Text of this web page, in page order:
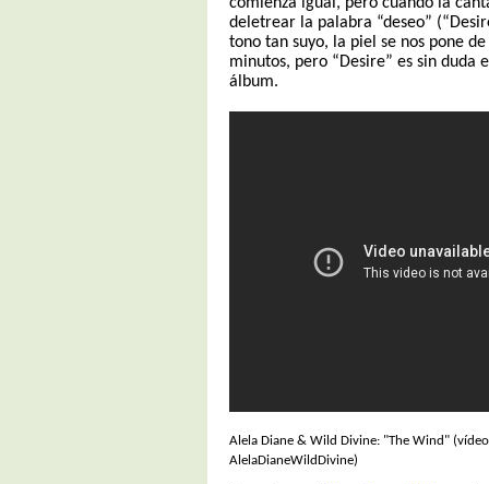
deletrear la palabra “deseo”
tono tan suyo, la piel se nos pone
minutos, pero “Desire” es sin duda
álbum.
Alela Diane & Wild Divine: "The Wind"
AlelaDianeWildDivine)